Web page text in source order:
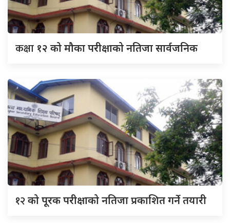
कक्षा १२ को मौका परीक्षाको नतिजा सार्वजनिक
१२को पूरक परीक्षाको नतिजा प्रकाशित गर्ने तयारी